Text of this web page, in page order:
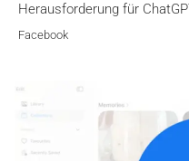
Herausforderung für
Facebook